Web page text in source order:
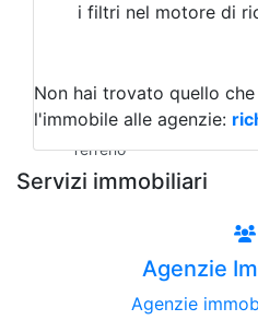
Magazzini
Qualsiasi
Terreno edificabile
Terreno
i filtri nel motore di
Non hai trovato quello
l'immobile alle agenzie:
Servizi immobiliari
Agenzie
Agenzie